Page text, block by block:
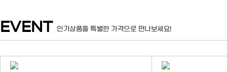
EVENT 인기상품을 특별한 가격으로 만나보세요!